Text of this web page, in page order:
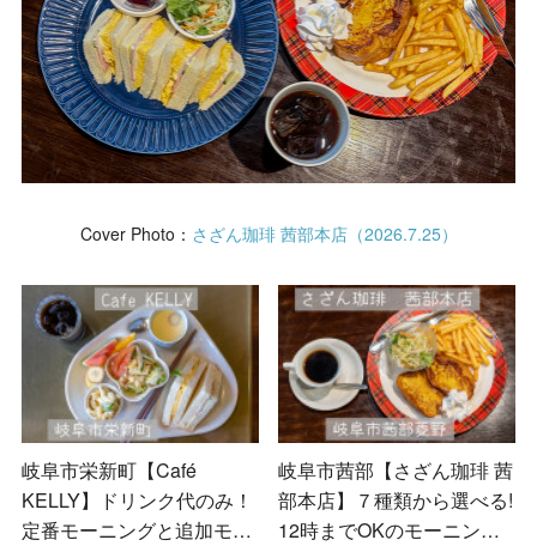
Cover Photo： さざん珈琲 茜部本店（2026.7.25）
岐阜市栄新町【Café
KELLY】ドリンク代のみ！
定番モーニングと追加モ…
岐阜市茜部【さざん珈琲 茜
部本店】７種類から選べる!
12時までOKのモーニン…